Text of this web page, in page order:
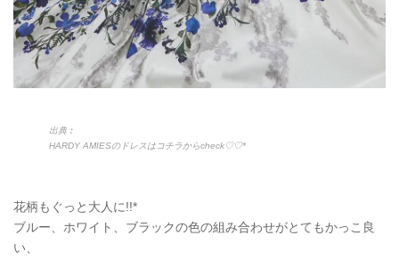
出典︰
HARDY AMIESのドレスはコチラからcheck♡♡*
花柄もぐっと大人に!!*
ブルー、ホワイト、ブラックの色の組み合わせがとてもかっこ良
い、